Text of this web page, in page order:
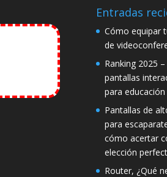
Entradas
Cómo equipar
de
Ranking 2025
pantallas
para educación
Pantallas de
para
cómo acertar
elección
Router, ¿Qué